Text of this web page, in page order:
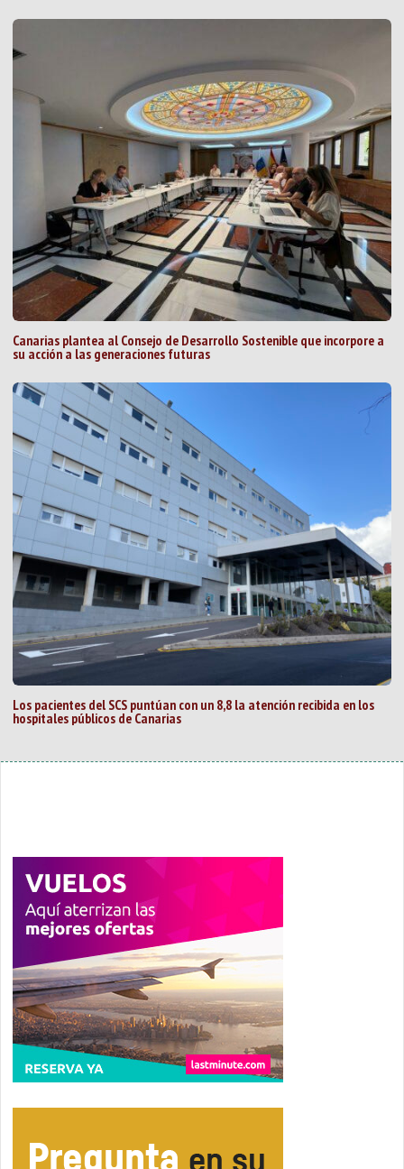
Canarias plantea al Consejo de Desarrollo Sostenible que incorpore a
su acción a las generaciones futuras
Los pacientes del SCS puntúan con un 8,8 la atención recibida en los
hospitales públicos de Canarias